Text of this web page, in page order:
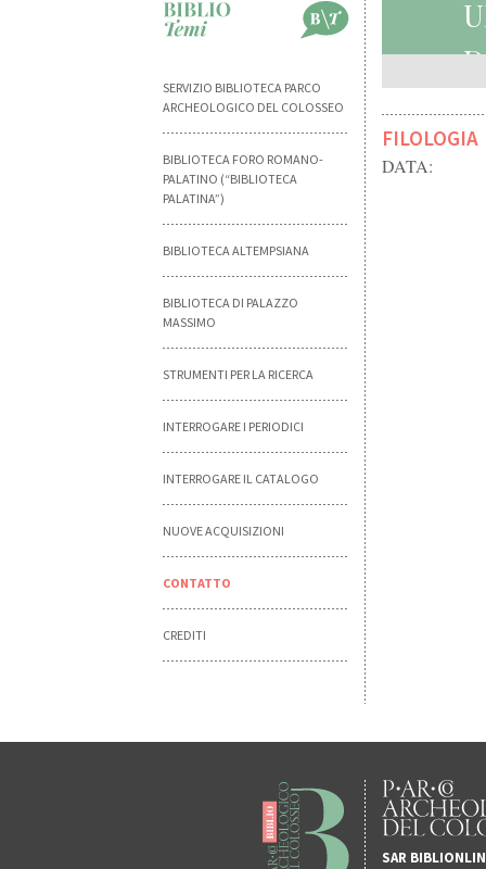
SERVIZIO BIBLIOTECA PARCO
ARCHEOLOGICO DEL COLOSSEO
BIBLIOTECA FORO ROMANO-
PALATINO (“BIBLIOTECA
PALATINA”)
BIBLIOTECA ALTEMPSIANA
BIBLIOTECA DI PALAZZO
MASSIMO
STRUMENTI PER LA RICERCA
INTERROGARE I PERIODICI
INTERROGARE IL CATALOGO
NUOVE ACQUISIZIONI
CONTATTO
CREDITI
FILOLOGIA
DATA:
SAR